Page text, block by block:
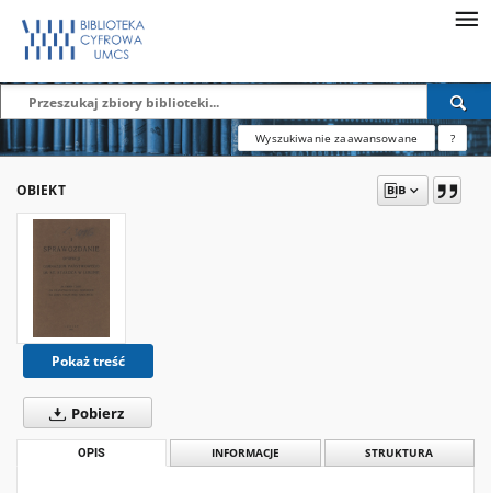
Wyszukiwanie zaawansowane ?
OBIEKT
Pokaż treść
Pobierz
OPIS INFORMACJE STRUKTURA